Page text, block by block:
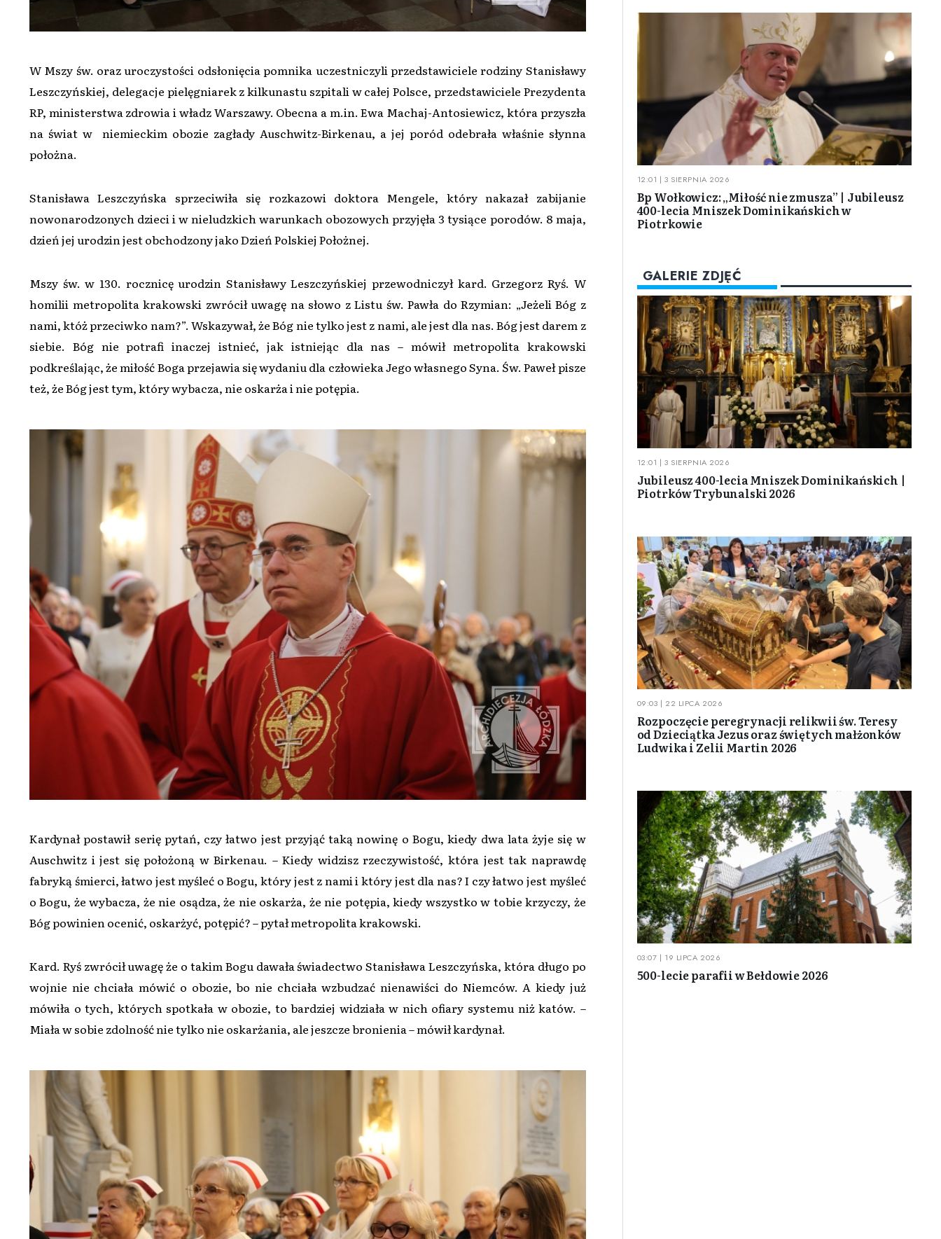
W Mszy św. oraz uroczystości odsłonięcia pomnika uczestniczyli przedstawiciele rodziny Stanisławy
Leszczyńskiej, delegacje pielęgniarek z kilkunastu szpitali w całej Polsce, przedstawiciele Prezydenta
RP, ministerstwa zdrowia i władz Warszawy. Obecna a m.in. Ewa Machaj-Antosiewicz, która przyszła
na świat w niemieckim obozie zagłady Auschwitz-Birkenau, a jej poród odebrała właśnie słynna
położna.
Stanisława Leszczyńska sprzeciwiła się rozkazowi doktora Mengele, który nakazał zabijanie
nowonarodzonych dzieci i w nieludzkich warunkach obozowych przyjęła 3 tysiące porodów. 8 maja,
dzień jej urodzin jest obchodzony jako Dzień Polskiej Położnej.
Mszy św. w 130. rocznicę urodzin Stanisławy Leszczyńskiej przewodniczył kard. Grzegorz Ryś. W
homilii metropolita krakowski zwrócił uwagę na słowo z Listu św. Pawła do Rzymian: „Jeżeli Bóg z
nami, któż przeciwko nam?”. Wskazywał, że Bóg nie tylko jest z nami, ale jest dla nas. Bóg jest darem z
siebie. Bóg nie potrafi inaczej istnieć, jak istniejąc dla nas – mówił metropolita krakowski
podkreślając, że miłość Boga przejawia się wydaniu dla człowieka Jego własnego Syna. Św. Paweł pisze
też, że Bóg jest tym, który wybacza, nie oskarża i nie potępia.
Kardynał postawił serię pytań, czy łatwo jest przyjąć taką nowinę o Bogu, kiedy dwa lata żyje się w
Auschwitz i jest się położoną w Birkenau. – Kiedy widzisz rzeczywistość, która jest tak naprawdę
fabryką śmierci, łatwo jest myśleć o Bogu, który jest z nami i który jest dla nas? I czy łatwo jest myśleć
o Bogu, że wybacza, że nie osądza, że nie oskarża, że nie potępia, kiedy wszystko w tobie krzyczy, że
Bóg powinien ocenić, oskarżyć, potępić? – pytał metropolita krakowski.
Kard. Ryś zwrócił uwagę że o takim Bogu dawała świadectwo Stanisława Leszczyńska, która długo po
wojnie nie chciała mówić o obozie, bo nie chciała wzbudzać nienawiści do Niemców. A kiedy już
mówiła o tych, których spotkała w obozie, to bardziej widziała w nich ofiary systemu niż katów. –
Miała w sobie zdolność nie tylko nie oskarżania, ale jeszcze bronienia – mówił kardynał.
12:01 | 3 SIERPNIA 2026
Bp Wołkowicz: „Miłość nie zmusza” | Jubileusz
400-lecia Mniszek Dominikańskich w
Piotrkowie
GALERIE ZDJĘĆ
12:01 | 3 SIERPNIA 2026
Jubileusz 400-lecia Mniszek Dominikańskich |
Piotrków Trybunalski 2026
09:03 | 22 LIPCA 2026
Rozpoczęcie peregrynacji relikwii św. Teresy
od Dzieciątka Jezus oraz świętych małżonków
Ludwika i Zelii Martin 2026
03:07 | 19 LIPCA 2026
500-lecie parafii w Bełdowie 2026